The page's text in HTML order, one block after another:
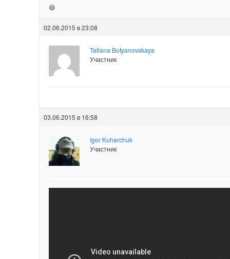
😆
02.06.2015 в 23:08
Tatiana Botyanovskaya
Участник
03.06.2015 в 16:58
Igor Kuharchuk
Участник